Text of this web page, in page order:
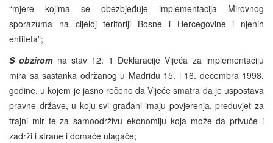
“mjere kojima se obezbjeđuje implementacija Mirovnog
sporazuma na cijeloj teritoriji Bosne i Hercegovine i njenih
entiteta”;
S obzirom na stav 12. 1 Deklaracije Vijeća za implementaciju
mira sa sastanka održanog u Madridu 15. i 16. decembra 1998.
godine, u kojem je jasno rečeno da Vijeće smatra da je uspostava
pravne države, u koju svi građani imaju povjerenja, preduvjet za
trajni mir te za samoodrživu ekonomiju koja može da privuče i
zadrži i strane i domaće ulagače;